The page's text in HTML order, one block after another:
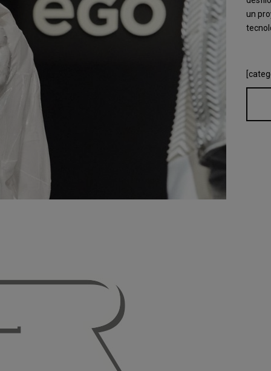
un